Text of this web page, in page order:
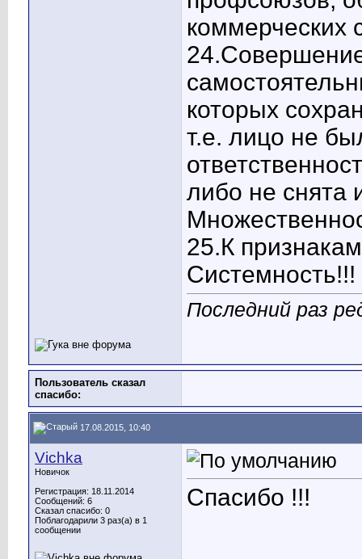
коммерческих
которых
т.е. лицо не
либо не снята
25.К
Системность!!!
Последний раз
Пользователь сказал
cпасибо:
17.08.2015, 10:40
Vichka
Новичок
Регистрация: 18.11.2014
Сообщений: 6
Сказал спасибо: 0
Поблагодарили 3 раз(а) в 1
сообщении
Спасибо !!!